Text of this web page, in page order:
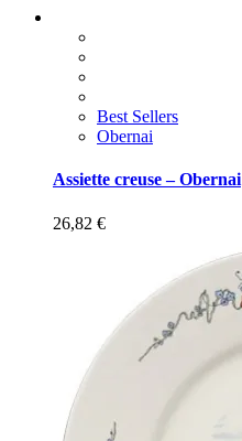
Best Sellers
Obernai
Assiette creuse – Obernai
26,82 €